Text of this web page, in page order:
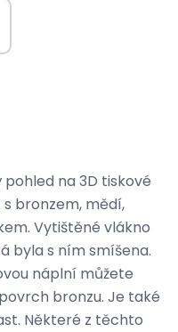
na 3D tiskové
bronzem, mědí,
Vytištěné vlákno
byla s ním smíšena.
náplní můžete
bronzu. Je také
Některé z těchto